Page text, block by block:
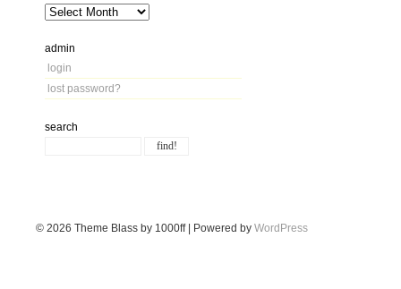
admin
login
lost password?
search
© 2026 Theme Blass by 1000ff | Powered by WordPress